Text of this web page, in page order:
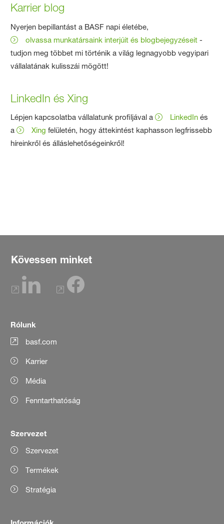
Karrier blog
Nyerjen bepillantást a BASF napi életébe,
olvassa munkatársaink interjúit és blogbejegyzéseit -
tudjon meg többet mi történik a világ legnagyobb vegyipari
vállalatának kulisszái mögött!
LinkedIn és Xing
Lépjen kapcsolatba vállalatunk profiljával a LinkedIn és
a
Xing felületén, hogy áttekintést kaphasson legfrissebb
híreinkről és álláslehetőségeinkről!
Kövessen minket
Rólunk
basf.com
Karrier
Média
Fenntarthatóság
Szervezet
Szervezet
Termékek
Stratégia